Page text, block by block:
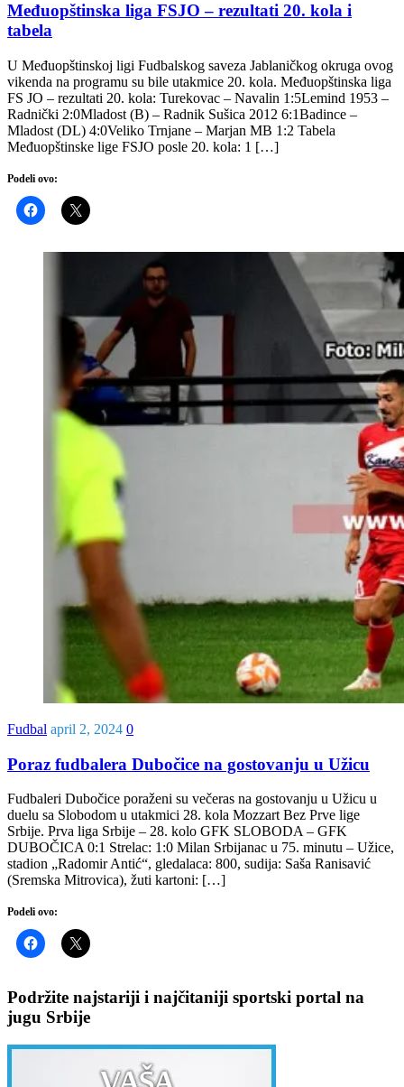
Međuopštinska liga FSJO – rezultati 20. kola i
tabela
U Međuopštinskoj ligi Fudbalskog saveza Jablaničkog okruga ovog
vikenda na programu su bile utakmice 20. kola. Međuopštinska liga
FS JO – rezultati 20. kola: Turekovac – Navalin 1:5Lemind 1953 –
Radnički 2:0Mladost (B) – Radnik Sušica 2012 6:1Badince –
Mladost (DL) 4:0Veliko Trnjane – Marjan MB 1:2 Tabela
Međuopštinske lige FSJO posle 20. kola: 1 […]
Podeli ovo:
Fudbal april 2, 2024 0
Poraz fudbalera Dubočice na gostovanju u Užicu
Fudbaleri Dubočice poraženi su večeras na gostovanju u Užicu u
duelu sa Slobodom u utakmici 28. kola Mozzart Bez Prve lige
Srbije. Prva liga Srbije – 28. kolo GFK SLOBODA – GFK
DUBOČICA 0:1 Strelac: 1:0 Milan Srbijanac u 75. minutu – Užice,
stadion „Radomir Antić“, gledalaca: 800, sudija: Saša Ranisavić
(Sremska Mitrovica), žuti kartoni: […]
Podeli ovo:
Podržite najstariji i najčitaniji sportski portal na
jugu Srbije